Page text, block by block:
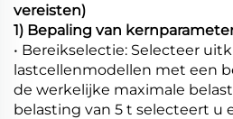
vereisten)
1) Bepaling van
• Bereikselectie: Selecteer
lastcellenmodellen met een
de werkelijke maximale
belasting van 5 t selecteert u